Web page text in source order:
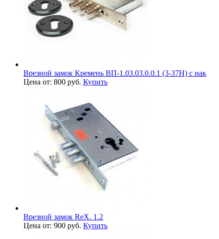
Врезной замок Кремень ВП-1.03.03.0.0.1 (3-37Н) с нак
Цена от: 800 руб. Купить
Врезной замок ReX. 1.2
Цена от: 900 руб. Купить